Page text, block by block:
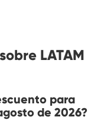
LATAM
para
de 2026?